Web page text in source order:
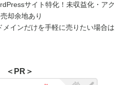
サイト特化！未収益化・アク
却余地あり
メインだけを手軽に売りたい場合は
＜PR＞